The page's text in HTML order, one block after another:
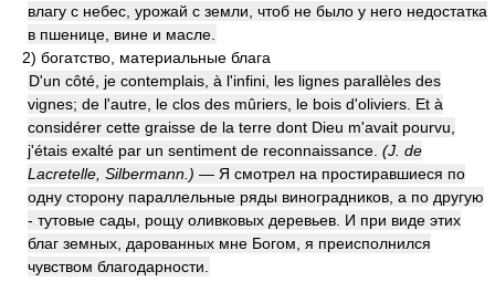
влагу с небес, урожай с земли, чтоб не было у него недостатка
в пшенице, вине и масле.
2) богатство, материальные блага
D'un côté, je contemplais, à l'infini, les lignes parallèles des
vignes; de l'autre, le clos des mûriers, le bois d'oliviers. Et à
considérer cette graisse de la terre dont Dieu m'avait pourvu,
j'étais exalté par un sentiment de reconnaissance. (J. de
Lacretelle, Silbermann.) — Я смотрел на простиравшиеся по
одну сторону параллельные ряды виноградников, а по другую
- тутовые сады, рощу оливковых деревьев. И при виде этих
благ земных, дарованных мне Богом, я преисполнился
чувством благодарности.